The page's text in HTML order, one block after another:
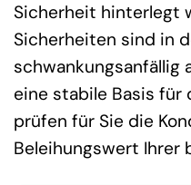
Sicherheit hinterlegt
Sicherheiten sind in
schwankungsanfällig
eine stabile Basis für
prüfen für Sie die
Beleihungswert Ihrer